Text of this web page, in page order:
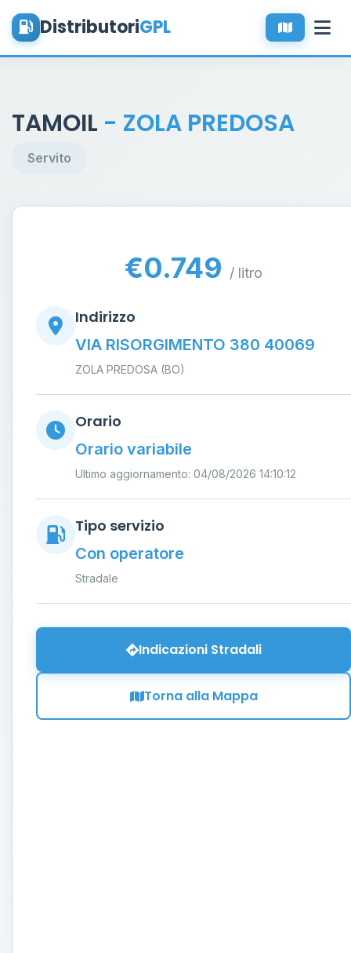
DistributoriGPL
TAMOIL - ZOLA PREDOSA
Servito
€0.749 / litro
Indirizzo
VIA RISORGIMENTO 380 40069
ZOLA PREDOSA (BO)
Orario
Orario variabile
Ultimo aggiornamento: 04/08/2026 14:10:12
Tipo servizio
Con operatore
Stradale
Indicazioni Stradali
Torna alla Mappa